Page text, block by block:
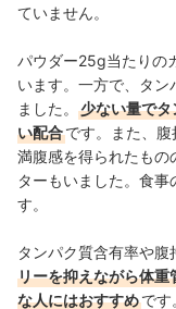
ていません。
パウダー25g当たりの
います。一方で、タ
ました。
少ない量で
い配合です。また、
満腹感を得られたもの
ターもいました。食
す。
タンパク質含有率や腹
リーを抑えながら体重
な人にはおすすめです